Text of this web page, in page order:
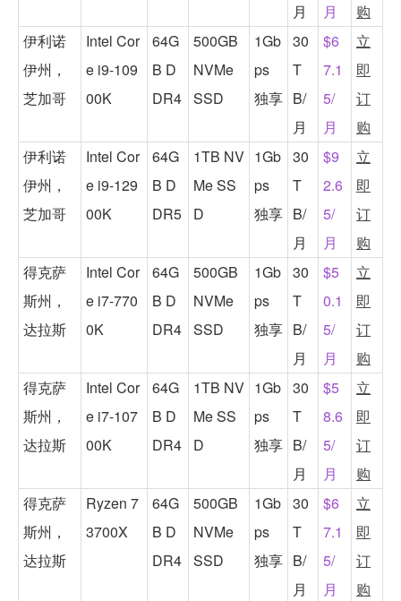
月
月
购
伊利诺
伊州，
芝加哥
Intel Cor
e i9-109
00K
64G
B D
DR4
500GB
NVMe
SSD
1Gb
ps
独享
30
T
B/
月
$6
7.1
5/
月
立
即
订
购
伊利诺
伊州，
芝加哥
Intel Cor
e i9-129
00K
64G
B D
DR5
1TB NV
Me SS
D
1Gb
ps
独享
30
T
B/
月
$9
2.6
5/
月
立
即
订
购
得克萨
斯州，
达拉斯
Intel Cor
e i7-770
0K
64G
B D
DR4
500GB
NVMe
SSD
1Gb
ps
独享
30
T
B/
月
$5
0.1
5/
月
立
即
订
购
得克萨
斯州，
达拉斯
Intel Cor
e i7-107
00K
64G
B D
DR4
1TB NV
Me SS
D
1Gb
ps
独享
30
T
B/
月
$5
8.6
5/
月
立
即
订
购
得克萨
斯州，
达拉斯
Ryzen 7
3700X
64G
B D
DR4
500GB
NVMe
SSD
1Gb
ps
独享
30
T
B/
月
$6
7.1
5/
月
立
即
订
购